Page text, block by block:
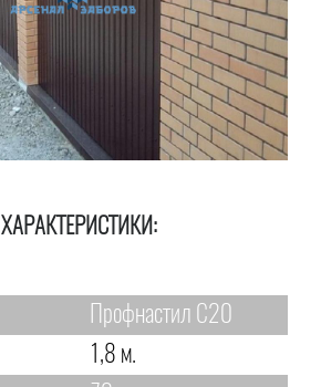
ХАРАКТЕРИСТИКИ:
Профнастил С20
1,8 м.